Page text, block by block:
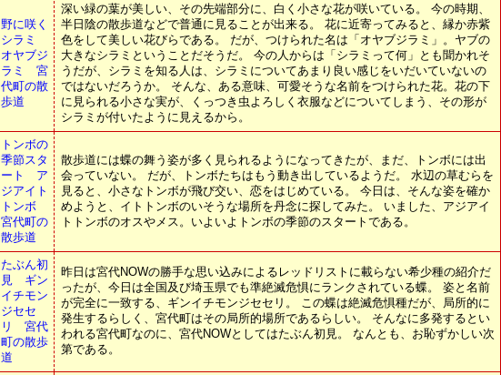
野に咲く
シラミ
オヤブジ
ラミ 宮
代町の散
歩道
深い緑の葉が美しい、その先端部分に、白く小さな花が咲いている。 今の時期、
半日陰の散歩道などで普通に見ることが出来る。 花に近寄ってみると、縁か赤紫
色をして美しい花びらである。 だが、つけられた名は「オヤブジラミ」。ヤブの
大きなシラミということだそうだ。 今の人からは「シラミって何」とも聞かれそ
うだが、シラミを知る人は、シラミについてあまり良い感じをいだいていないの
ではないだろうか。 そんな、ある意味、可愛そうな名前をつけられた花。花の下
に見られる小さな実が、くっつき虫よろしく衣服などについてしまう、その形が
シラミが付いたように見えるから。
トンボの
季節スタ
ート ア
ジアイト
トンボ
宮代町の
散歩道
散歩道には蝶の舞う姿が多く見られるようになってきたが、まだ、トンボには出
会っていない。 だが、トンボたちはもう動き出しているようだ。 水辺の草むらを
見ると、小さなトンボが飛び交い、恋をはじめている。 今日は、そんな姿を確か
めようと、イトトンボのいそうな場所を丹念に探してみた。 いました、アジアイ
トトンボのオスやメス。いよいよトンボの季節のスタートである。
たぶん初
見 ギン
イチモン
ジセセ
リ 宮代
町の散歩
道
昨日は宮代NOWの勝手な思い込みによるレッドリストに載らない希少種の紹介だ
ったが、今日は全国及び埼玉県でも準絶滅危惧にランクされている蝶。 姿と名前
が完全に一致する、ギンイチモンジセセリ。 この蝶は絶滅危惧種だが、局所的に
発生するらしく、宮代町はその局所的場所であるらしい。 そんなに多発するとい
われる宮代町なのに、宮代NOWとしてはたぶん初見。 なんとも、お恥ずかしい次
第である。